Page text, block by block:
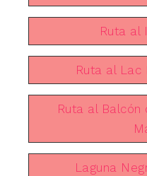
Ruta al
Ruta al Lac
Ruta al
Laguna